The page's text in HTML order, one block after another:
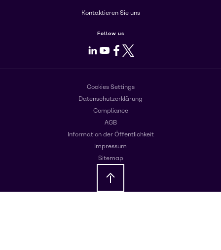
Kontaktieren Sie uns
Follow us
LinkedIn
Youtube
Facebook
X
Cookies Settings
Datenschutzerklärung
Compliance
AGB
Information der Öffentlichkeit
Impressum
Sitemap